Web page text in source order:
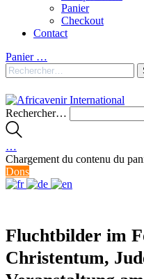
Panier
Checkout
Contact
Panier …
Rechercher…
…
Chargement du contenu du
Dons
Fluchtbilder im
Christentum,